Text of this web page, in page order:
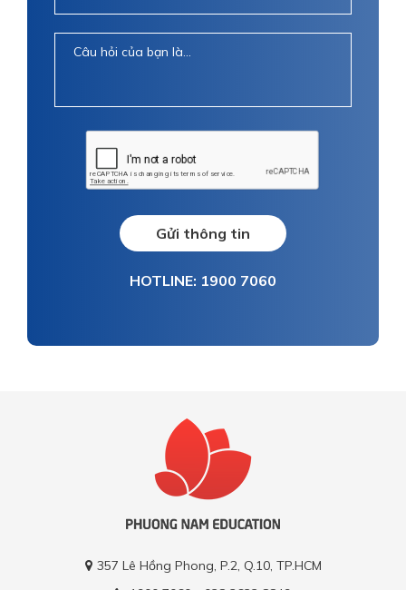
Gửi thông tin
HOTLINE: 1900 7060
357 Lê Hồng Phong, P.2, Q.10, TP.HCM